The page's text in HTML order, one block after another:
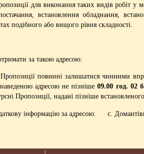
для виконання таких видів робіт
встановлення обладнання,
подібного або вищого рівня складності.
отримати за такою адресою:
повинні залишатися чинними
адресою не пізніше09.00 год. 02
Пропозиції, надані пізніше
інформацію за адресою: с.